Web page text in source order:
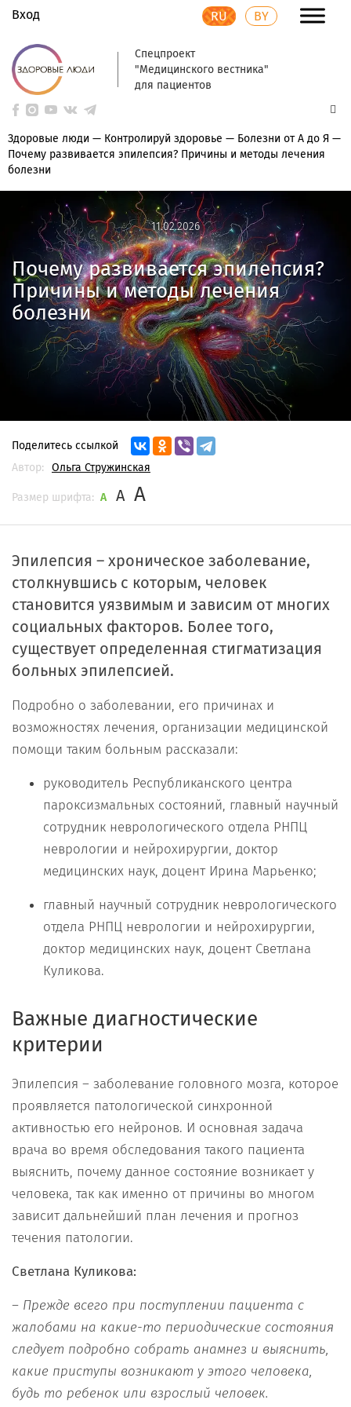
Вход RU BY
Спецпроект
"Медицинского вестника"
для пациентов
Здоровые люди — Контролируй здоровье — Болезни от А до Я —
Почему развивается эпилепсия? Причины и методы лечения
болезни
11.02.2026
11.02.2026
Почему развивается эпилепсия?
Причины и методы лечения
болезни
Поделитесь ссылкой
Автор:
Ольга Стружинская
Размер шрифта: A A A
Эпилепсия – хроническое заболевание,
столкнувшись с которым, человек
становится уязвимым и зависим от многих
социальных факторов. Более того,
существует определенная стигматизация
больных эпилепсией.
Подробно о заболевании, его причинах и
возможностях лечения, организации медицинской
помощи таким больным рассказали:
руководитель Республиканского центра
пароксизмальных состояний, главный научный
сотрудник неврологического отдела РНПЦ
неврологии и нейрохирургии, доктор
медицинских наук, доцент Ирина Марьенко;
главный научный сотрудник неврологического
отдела РНПЦ неврологии и нейрохирургии,
доктор медицинских наук, доцент Светлана
Куликова.
Важные диагностические
критерии
Эпилепсия – заболевание головного мозга, которое
проявляется патологической синхронной
активностью его нейронов. И основная задача
врача во время обследования такого пациента
выяснить, почему данное состояние возникает у
человека, так как именно от причины во многом
зависит дальнейший план лечения и прогноз
течения патологии.
Светлана Куликова:
– Прежде всего при поступлении пациента с
жалобами на какие-то периодические состояния
следует подробно собрать анамнез и выяснить,
какие приступы возникают у этого человека,
будь то ребенок или взрослый человек.